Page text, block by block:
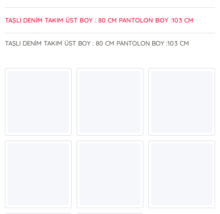
TAŞLI DENİM TAKIM ÜST BOY : 80 CM PANTOLON BOY :103 CM
TAŞLI DENİM TAKIM ÜST BOY : 80 CM PANTOLON BOY :103 CM